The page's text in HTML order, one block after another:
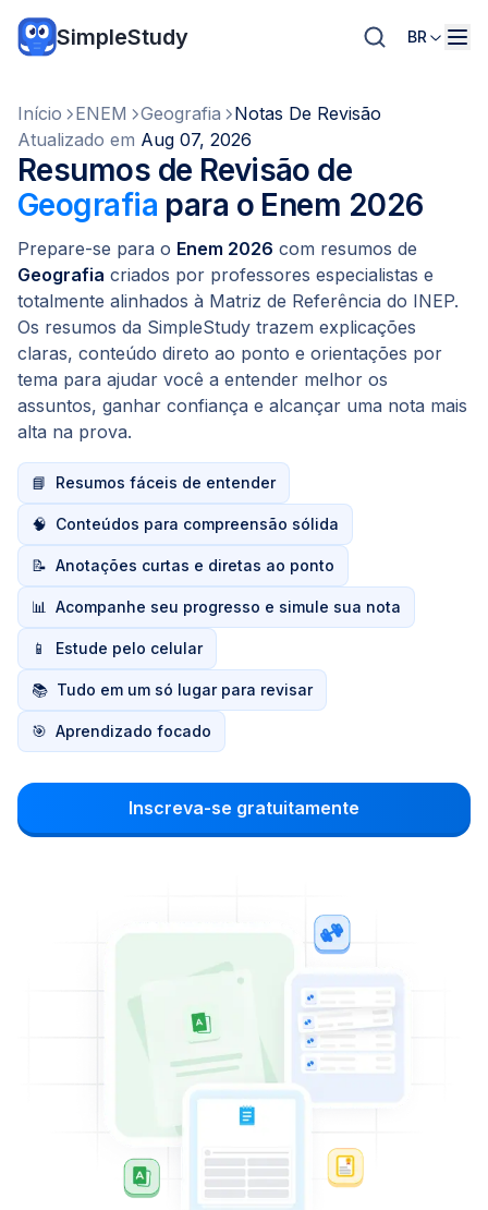
SimpleStudy BR
Início ENEM Geografia
Notas De Revisão
Atualizado em Aug 07, 2026
Resumos de Revisão de
Geografia para o Enem 2026
Prepare-se para o Enem 2026 com resumos de
Geografia criados por professores especialistas e
totalmente alinhados à Matriz de Referência do INEP.
Os resumos da SimpleStudy trazem explicações
claras, conteúdo direto ao ponto e orientações por
tema para ajudar você a entender melhor os
assuntos, ganhar confiança e alcançar uma nota mais
alta na prova.
📘 Resumos fáceis de entender
🧠 Conteúdos para compreensão sólida
📝 Anotações curtas e diretas ao ponto
📊 Acompanhe seu progresso e simule sua nota
📱 Estude pelo celular
📚 Tudo em um só lugar para revisar
🎯 Aprendizado focado
Inscreva-se gratuitamente